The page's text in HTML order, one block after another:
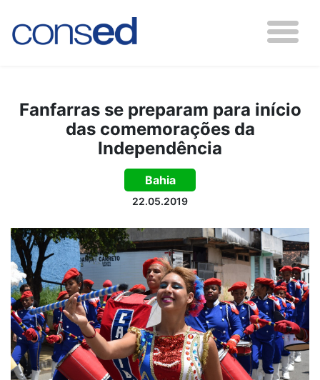
Fanfarras se preparam para início
das comemorações da
Independência
Bahia
22.05.2019